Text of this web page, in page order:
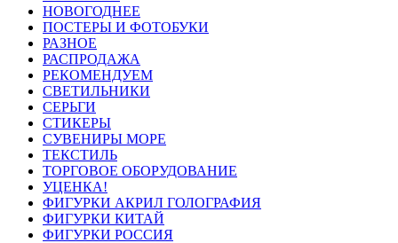
НОВОГОДНЕЕ
ПОСТЕРЫ И ФОТОБУКИ
РАЗНОЕ
РАСПРОДАЖА
РЕКОМЕНДУЕМ
СВЕТИЛЬНИКИ
СЕРЬГИ
СТИКЕРЫ
СУВЕНИРЫ МОРЕ
ТЕКСТИЛЬ
ТОРГОВОЕ ОБОРУДОВАНИЕ
УЦЕНКА!
ФИГУРКИ АКРИЛ ГОЛОГРАФИЯ
ФИГУРКИ КИТАЙ
ФИГУРКИ РОССИЯ